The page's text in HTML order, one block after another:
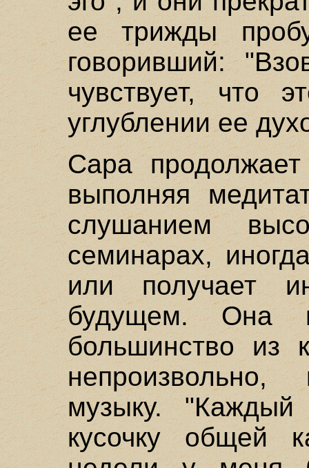
ее трижды
говоривший:
чувствует, что
углублении ее
Сара
выполняя
слушанием
семинарах,
или получает
будущем. Она
большинство из
музыку.
кусочку общей